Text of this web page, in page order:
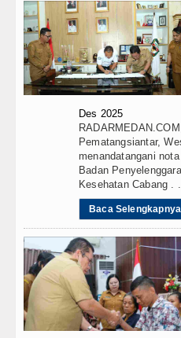
Des 2025
Pematangsiantar,
menandatangani
Badan
Kesehatan Cabang .
Baca Selengkapnya